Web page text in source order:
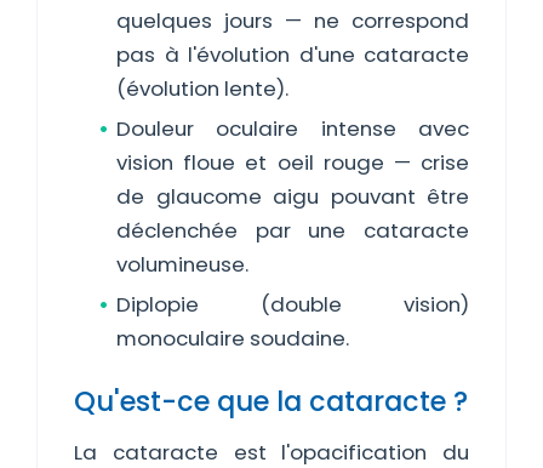
quelques jours — ne correspond
pas à l'évolution d'une cataracte
(évolution lente).
Douleur oculaire intense avec
vision floue et oeil rouge — crise
de glaucome aigu pouvant être
déclenchée par une cataracte
volumineuse.
Diplopie (double vision)
monoculaire soudaine.
Qu'est-ce que la cataracte ?
La cataracte est l'opacification du